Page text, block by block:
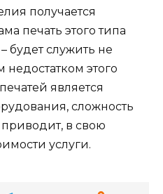
получается
печать этого типа
будет служить не
этого
является
сложность
в свою
услуги.